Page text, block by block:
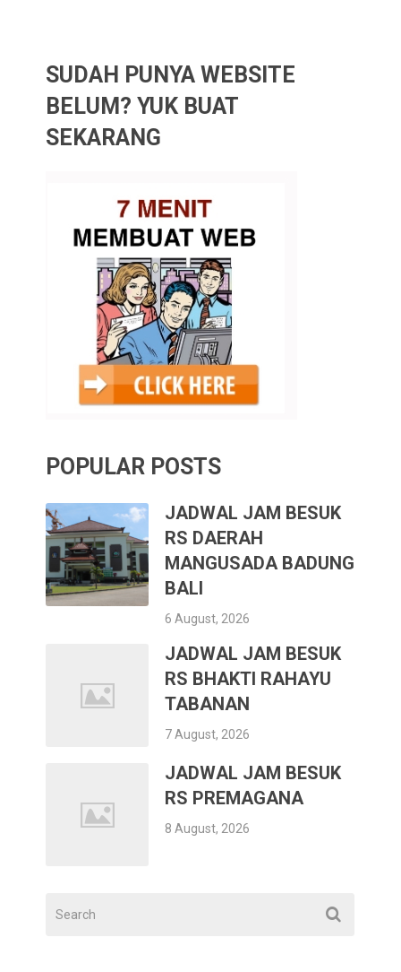
SUDAH PUNYA WEBSITE
BELUM? YUK BUAT
SEKARANG
POPULAR POSTS
JADWAL JAM BESUK
RS DAERAH
MANGUSADA BADUNG
BALI
6 August, 2026
JADWAL JAM BESUK
RS BHAKTI RAHAYU
TABANAN
7 August, 2026
JADWAL JAM BESUK
RS PREMAGANA
8 August, 2026